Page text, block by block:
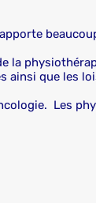
ainsi que les
Les